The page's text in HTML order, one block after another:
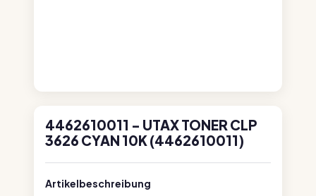
4462610011 - UTAX TONER CLP
3626 CYAN 10K (4462610011)
Artikelbeschreibung